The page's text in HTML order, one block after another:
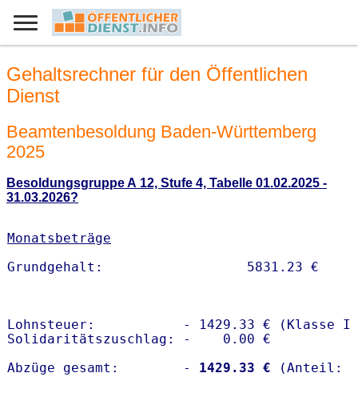
Gehaltsrechner für den Öffentlichen
Dienst
Beamtenbesoldung Baden-Württemberg
2025
Besoldungsgruppe A 12, Stufe 4, Tabelle 01.02.2025 -
31.03.2026?
Monatsbeträge
Lohnsteuer:           - 1429.33 € (Klasse I)
Solidaritätszuschlag: -    0.00 €
Abzüge gesamt:        -
1429.33 €